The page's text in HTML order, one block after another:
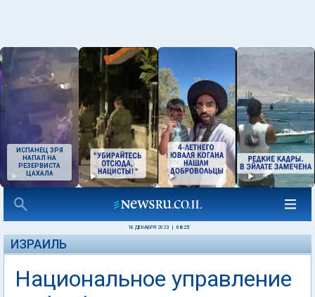
ИСПАНЕЦ ЗРЯ
НАПАЛ НА
РЕЗЕРВИСТА
ЦАХАЛА
18 ДЕКАБРЯ 2023 08:25
ИЗРАИЛЬ
Национальное управление